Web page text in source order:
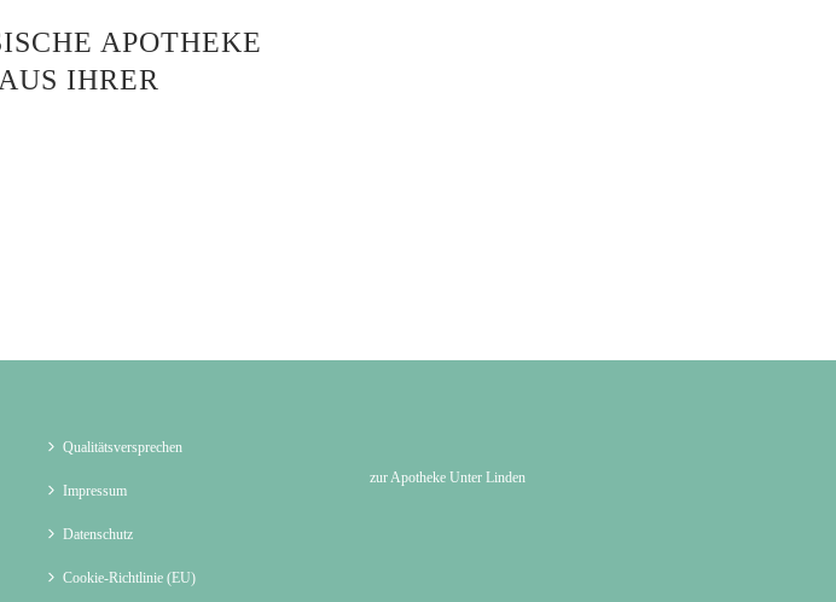
APOTHEKE
IHRER
Qualitätsversprechen
Impressum
Datenschutz
Cookie-Richtlinie (EU)
zur Apotheke Unter Linden